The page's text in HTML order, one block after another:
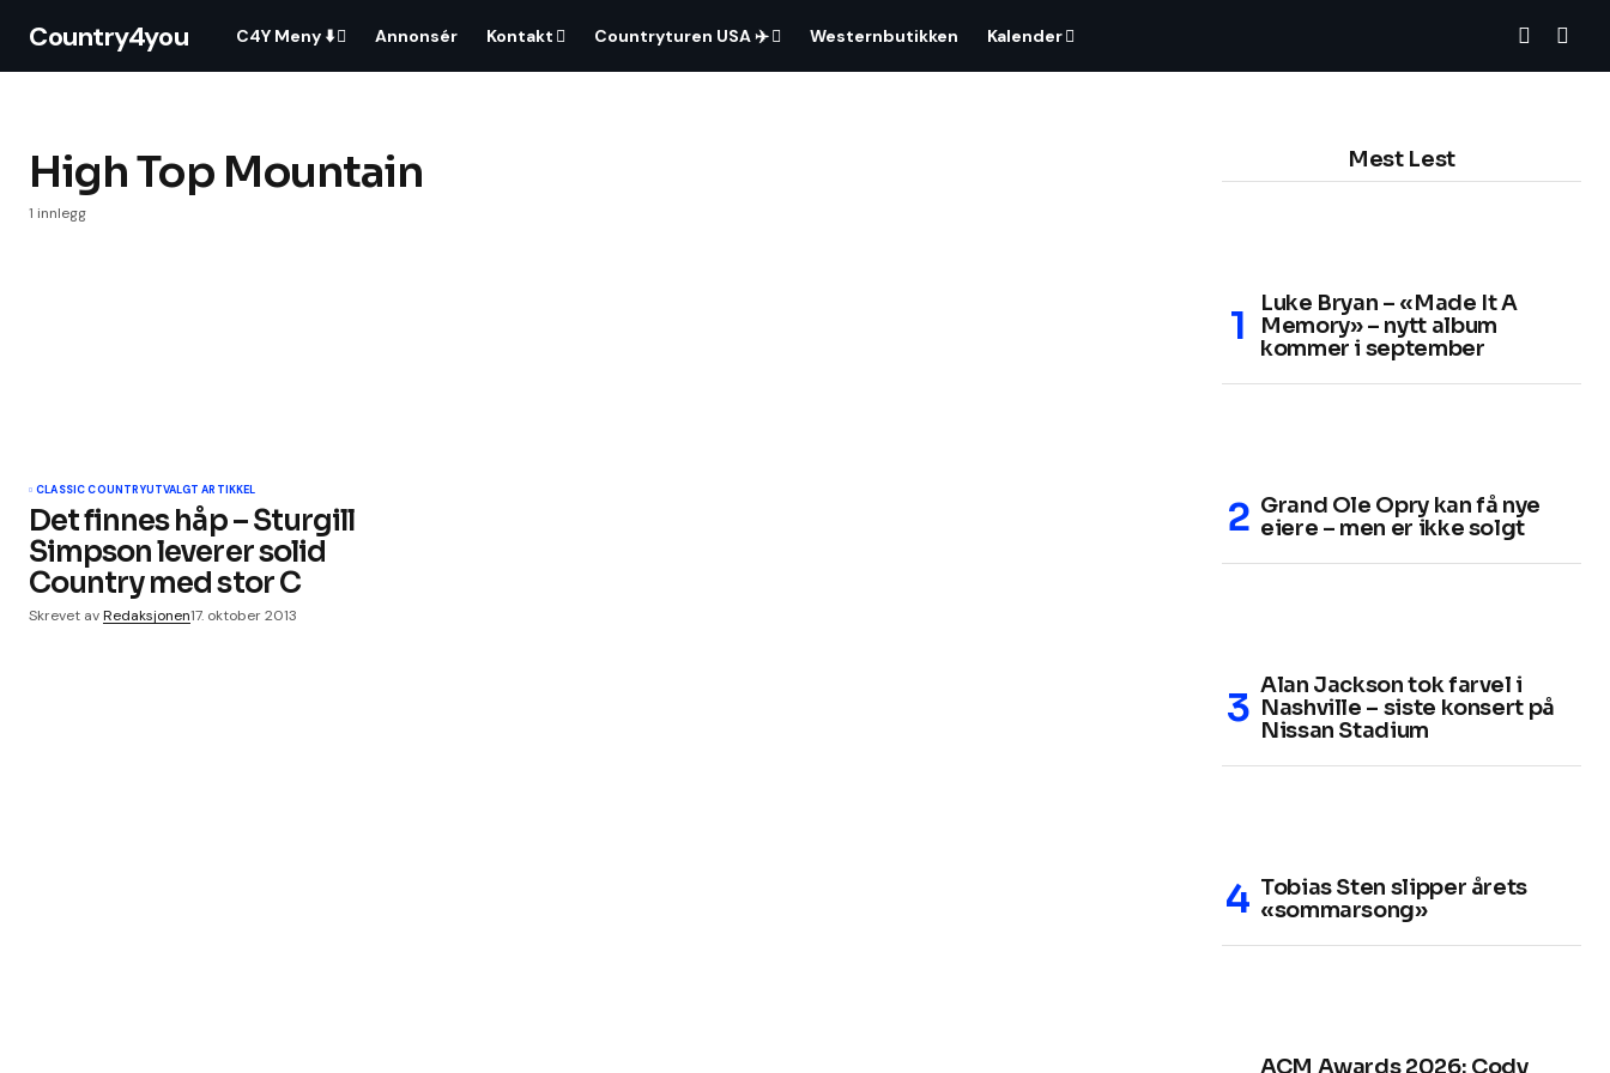
Country4you C4Y Meny ⬇️ Annonsér Kontakt Countryturen USA ✈️ Westernbutikken Kalender
High Top Mountain
1 innlegg
CLASSIC COUNTRYUTVALGT ARTIKKEL
Det finnes håp – Sturgill
Simpson leverer solid
Country med stor C
Skrevet avRedaksjonen17. oktober 2013
Mest Lest
Luke Bryan – «Made It A
Memory» – nytt album
kommer i september
Grand Ole Opry kan få nye
eiere – men er ikke solgt
Alan Jackson tok farvel i
Nashville – siste konsert på
Nissan Stadium
Tobias Sten slipper årets
«sommarsong»
ACM Awards 2026: Cody